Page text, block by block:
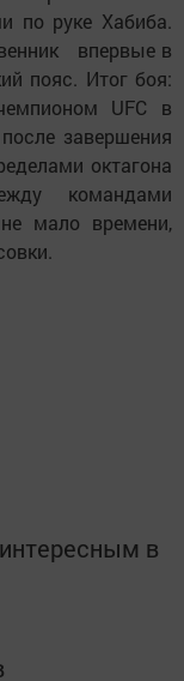
по руке Хабиба.
впервые в
пояс. Итог боя:
UFC в
завершения
октагона
командами
мало времени,
в